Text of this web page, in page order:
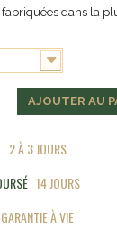
dans la
AJOUTER AU
2 À 3 JOURS
14 JOURS
GARANTIE À VIE